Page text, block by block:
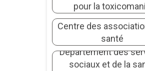
pour la
Centre des
santé
Département des
sociaux et de la